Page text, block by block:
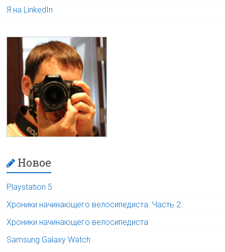
Я на LinkedIn
Новое
Playstation 5
Хроники начинающего велосипедиста. Часть 2
Хроники начинающего велосипедиста
Samsung Galaxy Watch